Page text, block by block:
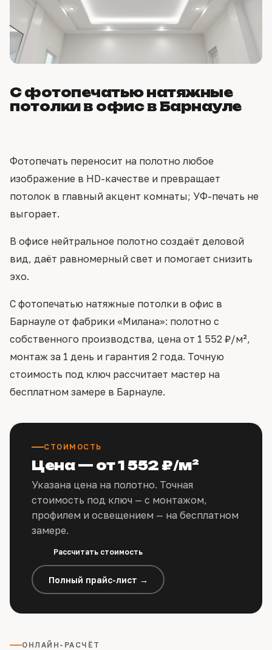
С фотопечатью натяжные
потолки в офис в Барнауле
Фотопечать переносит на полотно любое
изображение в HD-качестве и превращает
потолок в главный акцент комнаты; УФ-печать не
выгорает.
В офисе нейтральное полотно создаёт деловой
вид, даёт равномерный свет и помогает снизить
эхо.
С фотопечатью натяжные потолки в офис в
Барнауле от фабрики «Милана»: полотно с
собственного производства, цена от 1 552 ₽/м²,
монтаж за 1 день и гарантия 2 года. Точную
стоимость под ключ рассчитает мастер на
бесплатном замере в Барнауле.
СТОИМОСТЬ
Цена — от 1 552 ₽/м²
Указана цена на полотно. Точная
стоимость под ключ — с монтажом,
профилем и освещением — на бесплатном
замере.
Рассчитать стоимость
Полный прайс-лист →
ОНЛАЙН-РАСЧЁТ